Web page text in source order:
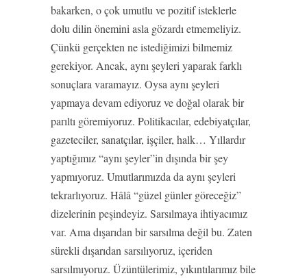
bakarken, o çok umutlu ve pozitif isteklerle
dolu dilin önemini asla gözardı etmemeliyiz.
Çünkü gerçekten ne istediğimizi bilmemiz
gerekiyor. Ancak, aynı şeyleri yaparak farklı
sonuçlara varamayız. Oysa aynı şeyleri
yapmaya devam ediyoruz ve doğal olarak bir
parıltı göremiyoruz. Politikacılar, edebiyatçılar,
gazeteciler, sanatçılar, işçiler, halk… Yıllardır
yaptığımız “aynı şeyler”in dışında bir şey
yapmıyoruz. Umutlarımızda da aynı şeyleri
tekrarlıyoruz. Hâlâ “güzel günler göreceğiz”
dizelerinin peşindeyiz. Sarsılmaya ihtiyacımız
var. Ama dışarıdan bir sarsılma değil bu. Zaten
sürekli dışarıdan sarsılıyoruz, içeriden
sarsılmıyoruz. Üzüntülerimiz, yıkıntılarımız bile